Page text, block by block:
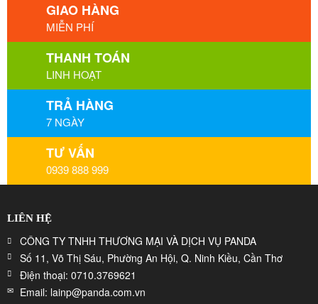
GIAO HÀNG
MIỄN PHÍ
THANH TOÁN
LINH HOẠT
TRẢ HÀNG
7 NGÀY
TƯ VẤN
0939 888 999
LIÊN HỆ
CÔNG TY TNHH THƯƠNG MẠI VÀ DỊCH VỤ PANDA
Số 11, Võ Thị Sáu, Phường An Hội, Q. Ninh Kiều, Cần Thơ
Điện thoại: 0710.3769621
Email: lainp@panda.com.vn